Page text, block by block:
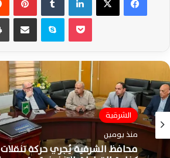
سكايب مشاركة عبر البريد
الشرقية
منذ يومين
الشرقية
منذ 4 أيام